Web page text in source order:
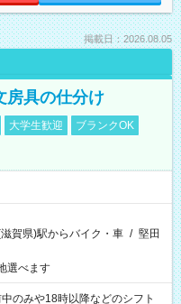
掲載日：2026.08.05
房具の仕分け
大学生歓迎
ブランクOK
賀県)駅からバイク・車 / 堅田
選べます
のみや18時以降などのシフト